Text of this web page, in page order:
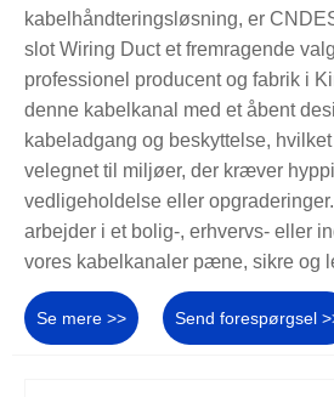
kabelhåndteringsløsning, er
slot Wiring Duct et fremragende
professionel producent og fabrik i
denne kabelkanal med et åbent
kabeladgang og beskyttelse,
velegnet til miljøer, der kræver
vedligeholdelse eller
arbejder i et bolig-, erhvervs- eller
vores kabelkanaler pæne, sikre og
Se mere >> Send forespørgsel